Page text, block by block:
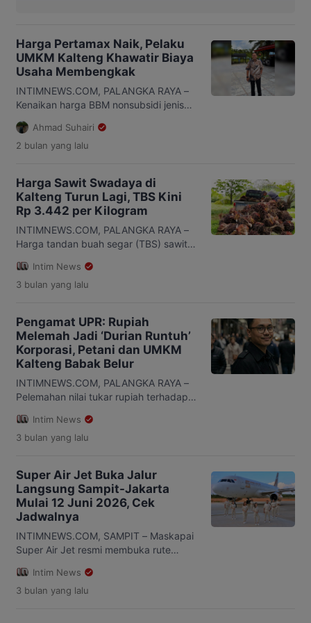
Harga Pertamax Naik, Pelaku
UMKM Kalteng Khawatir Biaya
Usaha Membengkak
INTIMNEWS.COM, PALANGKA RAYA –
Kenaikan harga BBM nonsubsidi jenis
Pertamax dari Rp12.300 menjadi
Rp16.250 per liter diperkirakan akan
menambah beban pelaku usaha mikro,
kenaikan tersebut juga berpotensi
mendorong naiknya ongkos distribusi,
bahan baku, hingga operasional usaha
sehari-hari. Praktisi UMKM Kalimantan
Tengah (Kalteng) yang juga pemilik
Ahmad Suhairi
2 bulan yang lalu
Harga Sawit Swadaya di
Kalteng Turun Lagi, TBS Kini
Rp 3.442 per Kilogram
INTIMNEWS.COM, PALANGKA RAYA –
Harga tandan buah segar (TBS) sawit
(Kalteng) kembali mengalami
penurunan pada periode pertama Mei
swadaya Provinsi Kalimantan Tengah
untuk periode 1 hingga 15 Mei 2026.
Dalam hasil rapat tersebut, harga TBS
sawit dengan komposisi tenera 100
persen […]
Intim News
3 bulan yang lalu
Pengamat UPR: Rupiah
Melemah Jadi ‘Durian Runtuh’
Korporasi, Petani dan UMKM
Kalteng Babak Belur
INTIMNEWS.COM, PALANGKA RAYA –
Pelemahan nilai tukar rupiah terhadap
perhatian publik setelah kurs rupiah
bergerak di kisaran Rp17.600 hingga
tengah masyarakat terkait dampaknya
terhadap perekonomian nasional
maupun daerah, termasuk Kalimantan
Tengah (Kalteng). Pengamat Ekonomi
sekaligus Dosen Program Studi
Ekonomi Pembangunan […]
Intim News
3 bulan yang lalu
Super Air Jet Buka Jalur
Langsung Sampit-Jakarta
Mulai 12 Juni 2026, Cek
Jadwalnya
INTIMNEWS.COM, SAMPIT – Maskapai
Super Air Jet resmi membuka rute
Jakarta (CGK) yang mulai beroperasi
pada 12 Juni 2026 melalui Bandar
Intim News
3 bulan yang lalu